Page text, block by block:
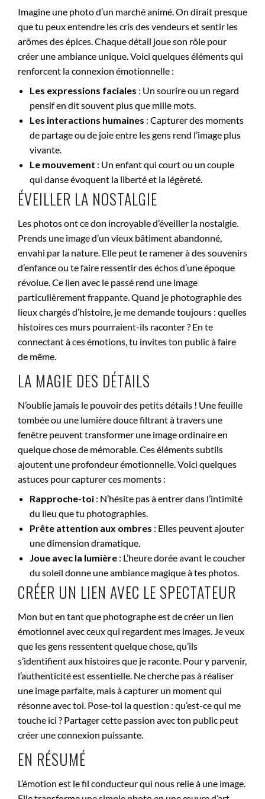
Imagine une photo d’un marché animé. On dirait presque
que tu peux entendre les cris des vendeurs et sentir les
arômes des épices. Chaque détail joue son rôle pour
créer une ambiance unique. Voici quelques éléments qui
renforcent la connexion émotionnelle :
Les expressions faciales : Un sourire ou un regard
pensif en dit souvent plus que mille mots.
Les interactions humaines : Capturer des moments
de partage ou de joie entre les gens rend l’image plus
vivante.
Le mouvement : Un enfant qui court ou un couple
qui danse évoquent la liberté et la légèreté.
ÉVEILLER LA NOSTALGIE
Les photos ont ce don incroyable d’éveiller la nostalgie.
Prends une image d’un vieux bâtiment abandonné,
envahi par la nature. Elle peut te ramener à des souvenirs
d’enfance ou te faire ressentir des échos d’une époque
révolue. Ce lien avec le passé rend une image
particulièrement frappante. Quand je photographie des
lieux chargés d’histoire, je me demande toujours : quelles
histoires ces murs pourraient-ils raconter ? En te
connectant à ces émotions, tu invites ton public à faire
de même.
LA MAGIE DES DÉTAILS
N’oublie jamais le pouvoir des petits détails ! Une feuille
tombée ou une lumière douce filtrant à travers une
fenêtre peuvent transformer une image ordinaire en
quelque chose de mémorable. Ces éléments subtils
ajoutent une profondeur émotionnelle. Voici quelques
astuces pour capturer ces moments :
Rapproche-toi : N’hésite pas à entrer dans l’intimité
du lieu que tu photographies.
Prête attention aux ombres : Elles peuvent ajouter
une dimension dramatique.
Joue avec la lumière : L’heure dorée avant le coucher
du soleil donne une ambiance magique à tes photos.
CRÉER UN LIEN AVEC LE SPECTATEUR
Mon but en tant que photographe est de créer un lien
émotionnel avec ceux qui regardent mes images. Je veux
que les gens ressentent quelque chose, qu’ils
s’identifient aux histoires que je raconte. Pour y parvenir,
l’authenticité est essentielle. Ne cherche pas à réaliser
une image parfaite, mais à capturer un moment qui
résonne avec toi. Pose-toi la question : qu’est-ce qui me
touche ici ? Partager cette passion avec ton public peut
créer une connexion puissante.
EN RÉSUMÉ
L’émotion est le fil conducteur qui nous relie à une image.